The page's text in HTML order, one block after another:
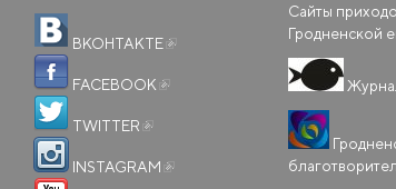
ВКОНТАКТЕ
(внешняя ссылка)
FACEBOOK
TWITTER
INSTAGRAM
(внешняя ссылка)
Сайты
Гродненской